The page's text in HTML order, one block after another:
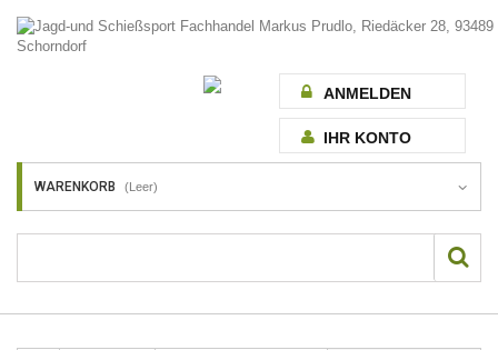
ANMELDEN
IHR KONTO
WARENKORB (Leer)